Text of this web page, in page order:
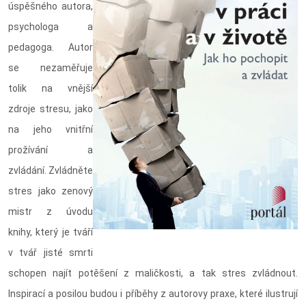
úspěšného autora,
psychologa a
pedagoga. Autor
se nezaměřuje
tolik na vnější
zdroje stresu, jako
na jeho vnitřní
prožívání a
zvládání. Zvládněte
stres jako zenový
mistr z úvodu
knihy, který je tváří
v tvář jisté smrti
schopen najít potěšení z maličkosti, a tak stres zvládnout.
Inspirací a posilou budou i příběhy z autorovy praxe, které ilustrují